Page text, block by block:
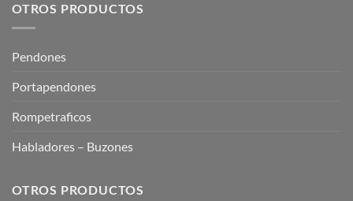
OTROS PRODUCTOS
Pendones
Portapendones
Rompetraficos
Habladores – Buzones
OTROS PRODUCTOS